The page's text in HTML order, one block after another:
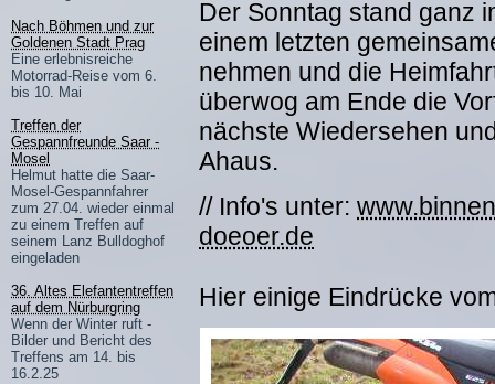
Nach Böhmen und zur
Goldenen Stadt Prag
Eine erlebnisreiche
Motorrad-Reise vom 6.
bis 10. Mai
Treffen der
Gespannfreunde Saar -
Mosel
Helmut hatte die Saar-
Mosel-Gespannfahrer
zum 27.04. wieder einmal
zu einem Treffen auf
seinem Lanz Bulldoghof
eingeladen
36. Altes Elefantentreffen
auf dem Nürburgring
Wenn der Winter ruft -
Bilder und Bericht des
Treffens am 14. bis
16.2.25
Der Sonntag stand ganz
einem letzten
nehmen und die
überwog am Ende die
nächste Wiedersehen
Ahaus.
// Info's unter:
doeoer.de
Hier einige Eindrücke